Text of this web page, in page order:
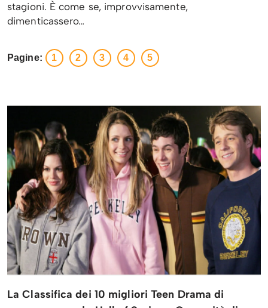
stagioni. È come se, improvvisamente,
dimenticassero…
Pagine: 1 2 3 4 5
La Classifica dei 10 migliori Teen Drama di